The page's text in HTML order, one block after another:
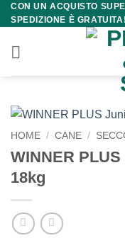
Salta
ai
contenuti
CON UN ACQUISTO
SPEDIZIONE È GRATUITA!
HOME / CANE /
WINNER
18kg